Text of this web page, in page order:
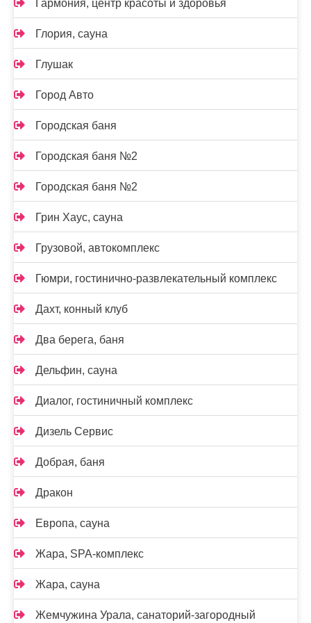
Гармония, центр красоты и здоровья
Глория, сауна
Глушак
Город Авто
Городская баня
Городская баня №2
Городская баня №2
Грин Хаус, сауна
Грузовой, автокомплекс
Гюмри, гостинично-развлекательный комплекс
Дахт, конный клуб
Два берега, баня
Дельфин, сауна
Диалог, гостиничный комплекс
Дизель Сервис
Добрая, баня
Дракон
Европа, сауна
Жара, SPA-комплекс
Жара, сауна
Жемчужина Урала, санаторий-загородный